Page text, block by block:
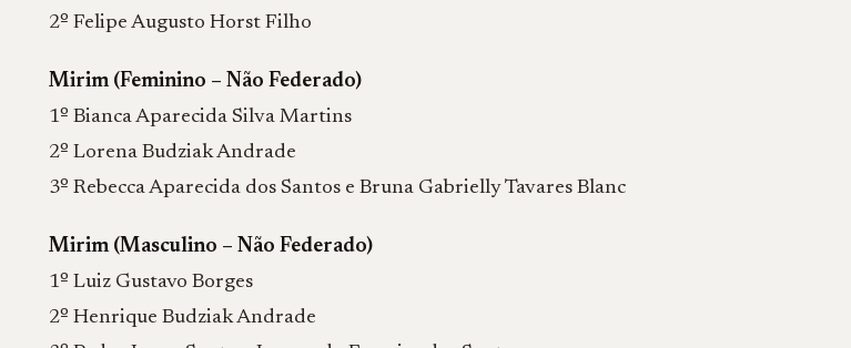
2º Felipe Augusto Horst Filho
Mirim (Feminino – Não Federado)
1º Bianca Aparecida Silva Martins
2º Lorena Budziak Andrade
3º Rebecca Aparecida dos Santos e Bruna Gabrielly Tavares Blanc
Mirim (Masculino – Não Federado)
1º Luiz Gustavo Borges
2º Henrique Budziak Andrade